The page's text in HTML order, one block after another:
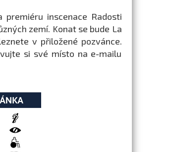
inscenace Radosti
zemí. Konat se bude La
v přiložené pozvánce.
si své místo na e-mailu